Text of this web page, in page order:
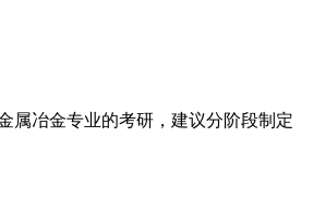
属冶金专业的考研，建议分阶段制定